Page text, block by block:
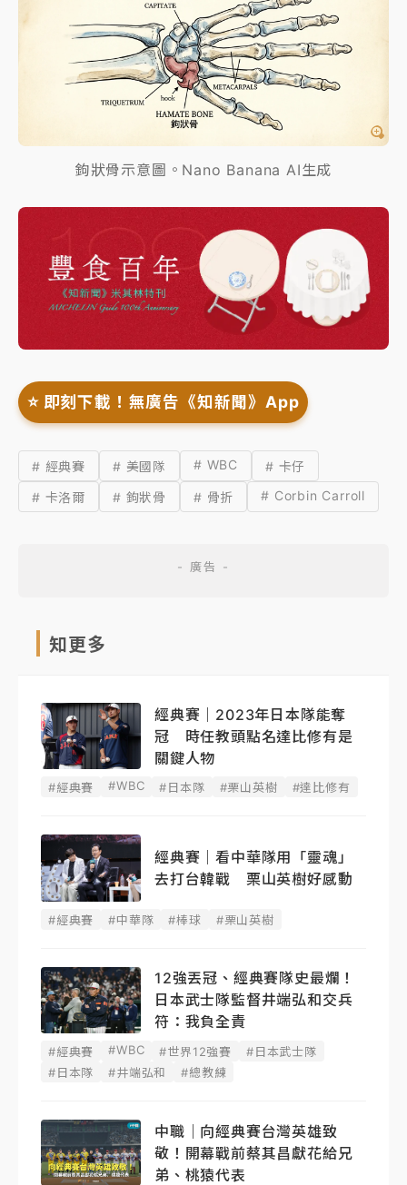
鉤狀骨示意圖。Nano Banana AI生成
⭐️ 即刻下載！無廣告《知新聞》App
# 經典賽 # 美國隊 # WBC
# 卡仔
# 卡洛爾
# 鉤狀骨 # 骨折 # Corbin Carroll
知更多
經典賽｜2023年日本隊能奪
冠 時任教頭點名達比修有是
關鍵人物
#經典賽 #WBC #日本隊 #栗山英樹 #達比修有
經典賽｜看中華隊用「靈魂」
去打台韓戰 栗山英樹好感動
#經典賽 #中華隊 #棒球 #栗山英樹
12強丟冠、經典賽隊史最爛！
日本武士隊監督井端弘和交兵
符：我負全責
#經典賽 #WBC #世界12強賽
#日本武士隊
#日本隊
#井端弘和 #總教練
中職｜向經典賽台灣英雄致
敬！開幕戰前蔡其昌獻花給兄
弟、桃猿代表